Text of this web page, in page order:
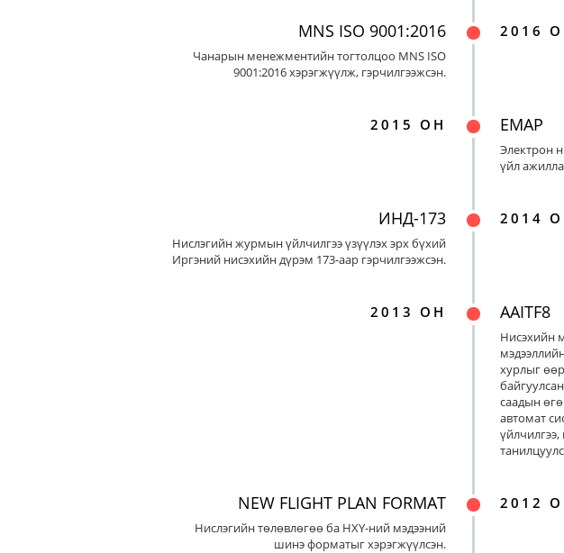
2016
MNS ISO 9001:2016
Чанарын менежментийн тогтолцоо MNS ISO
9001:2016 хэрэгжүүлж, гэрчилгээжсэн.
2015 ОН EMAP
Электрон
үйл
2014
ИНД-173
Нислэгийн журмын үйлчилгээ үзүүлэх эрх бүхий
Иргэний нисэхийн дүрэм 173-аар гэрчилгээжсэн.
2013 ОН AAITF8
Нисэхийн
хурлыг
саадын
автомат
2012
NEW FLIGHT PLAN FORMAT
Нислэгийн төлөвлөгөө ба НХҮ-ний мэдээний
шинэ форматыг хэрэгжүүлсэн.